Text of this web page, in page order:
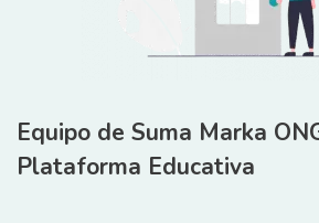
Equipo de Suma Marka
Plataforma Educativa